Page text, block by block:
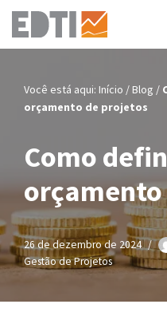
Pular
Você está aqui: Início /Blog /
orçamento de projetos
Como
26 de dezembro de 2024
Gestão de Projetos